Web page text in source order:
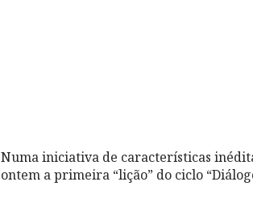
Numa iniciativa de características
ontem a primeira “lição” do ciclo